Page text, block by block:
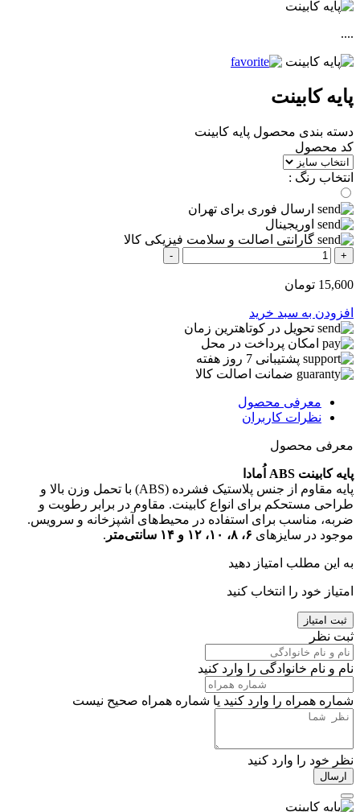
....
پایه کابینت
دسته بندی محصول پایه کابینت
کد محصول
انتخاب رنگ :
ارسال فوری برای تهران
اوریجینال
گارانتی اصالت و سلامت فیزیکی کالا
+
-
15,600 تومان
افزودن به سبد خرید
تحویل در کوتاهترین زمان
امکان پرداخت در محل
پشتیبانی 7 روز هفته
ضمانت اصالت کالا
معرفی محصول
نظرات کاربران
معرفی محصول
پایه کابینت ABS اُمادا
پایه مقاوم از جنس پلاستیک فشرده (ABS) با تحمل وزن بالا و
طراحی مستحکم برای انواع کابینت. مقاوم در برابر رطوبت و
ضربه، مناسب برای استفاده در محیط‌های آشپزخانه و سرویس.
موجود در سایزهای ۶، ۸، ۱۰، ۱۲ و ۱۴ سانتی‌متر .
به این مطلب امتیاز دهید
امتیاز خود را انتخاب کنید
ثبت امتیاز
ثبت نظر
نام و نام خانوادگی را وارد کنید
شماره همراه را وارد کنید یا شماره همراه صحیح نیست
نظر خود را وارد کنید
ارسال